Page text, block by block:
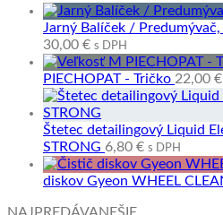
Jarný Balíček /
30,00 € s DPH
PIECHOPAT - Tričko 22,00 €
Štetec detailingový Liquid
STRONG 6,80 € s DPH
diskov Gyeon WHEEL
NAJPREDÁVANEŠIE